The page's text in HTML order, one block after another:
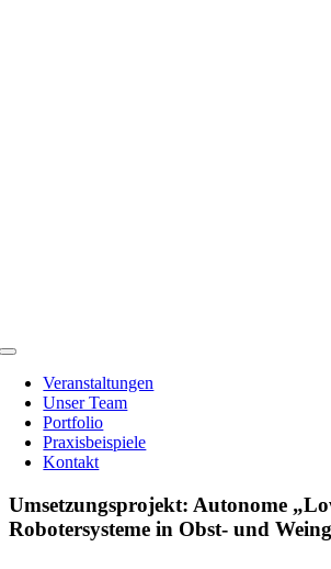
Toggle
NavigationVeranstaltungen
Unser Team
Portfolio
Praxisbeispiele
Kontakt
Umsetzungsprojekt: Autonome
Robotersysteme in Obst- und